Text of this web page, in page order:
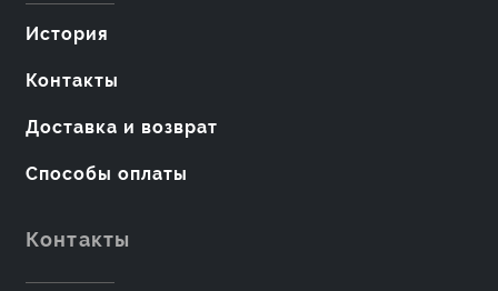
История
Контакты
Доставка и возврат
Способы оплаты
Контакты